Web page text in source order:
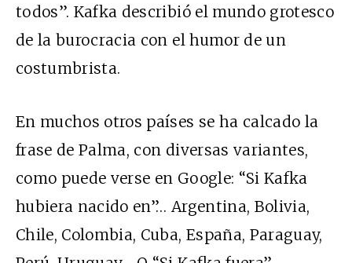
todos”. Kafka describió el mundo grotesco
de la burocracia con el humor de un
costumbrista.
En muchos otros países se ha calcado la
frase de Palma, con diversas variantes,
como puede verse en Google: “Si Kafka
hubiera nacido en”… Argentina, Bolivia,
Chile, Colombia, Cuba, España, Paraguay,